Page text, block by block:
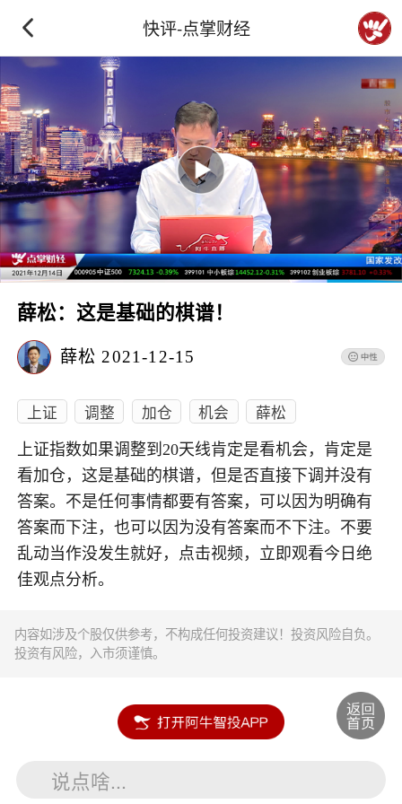
快评-点掌财经
薛松：这是基础的棋谱！
薛松 2021-12-15
上证 调整 加仓 机会 薛松
上证指数如果调整到20天线肯定是看机会，肯定是
看加仓，这是基础的棋谱，但是否直接下调并没有
答案。不是任何事情都要有答案，可以因为明确有
答案而下注，也可以因为没有答案而不下注。不要
乱动当作没发生就好，点击视频，立即观看今日绝
佳观点分析。
内容如涉及个股仅供参考，不构成任何投资建议！投资风险自负。
投资有风险，入市须谨慎。
说点啥...